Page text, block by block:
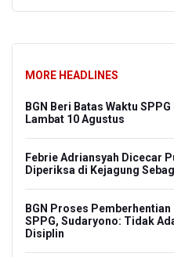
MORE HEADLINES
BGN Beri Batas Waktu
Lambat 10 Agustus
Febrie Adriansyah Dicecar
Diperiksa di Kejagung
BGN Proses
SPPG, Sudaryono: Tidak
Disiplin